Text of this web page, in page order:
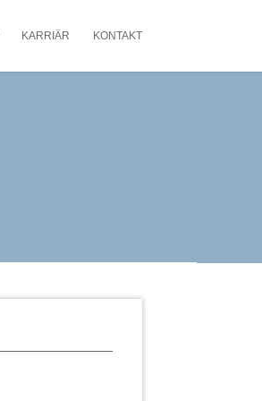
KARRIÄR KONTAKT